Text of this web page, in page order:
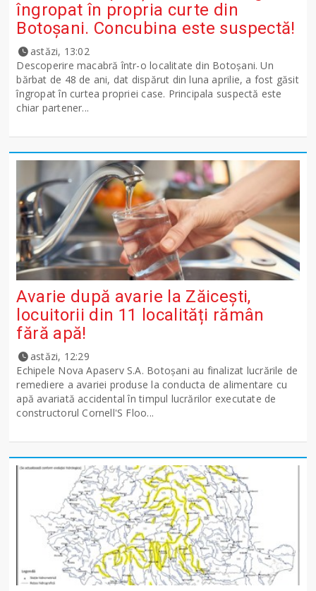
îngropat în propria curte din
Botoșani. Concubina este suspectă!
astăzi, 13:02
Descoperire macabră într-o localitate din Botoșani. Un
bărbat de 48 de ani, dat dispărut din luna aprilie, a fost găsit
îngropat în curtea propriei case. Principala suspectă este
chiar partener...
Avarie după avarie la Zăicești,
locuitorii din 11 localități rămân
fără apă!
astăzi, 12:29
Echipele Nova Apaserv S.A. Botoșani au finalizat lucrările de
remediere a avariei produse la conducta de alimentare cu
apă avariată accidental în timpul lucrărilor executate de
constructorul Cornell'S Floo...